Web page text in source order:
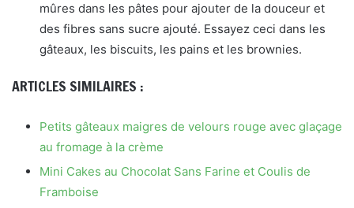
mûres dans les pâtes pour ajouter de la douceur et
des fibres sans sucre ajouté. Essayez ceci dans les
gâteaux, les biscuits, les pains et les brownies.
ARTICLES SIMILAIRES :
Petits gâteaux maigres de velours rouge avec glaçage
au fromage à la crème
Mini Cakes au Chocolat Sans Farine et Coulis de
Framboise